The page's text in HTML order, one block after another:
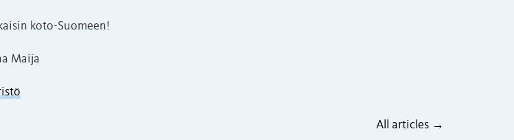
koto-Suomeen!
Maija
All articles →